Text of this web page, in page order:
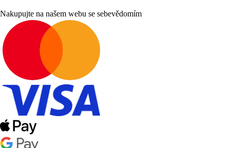
Nakupujte na našem webu se sebevědomím